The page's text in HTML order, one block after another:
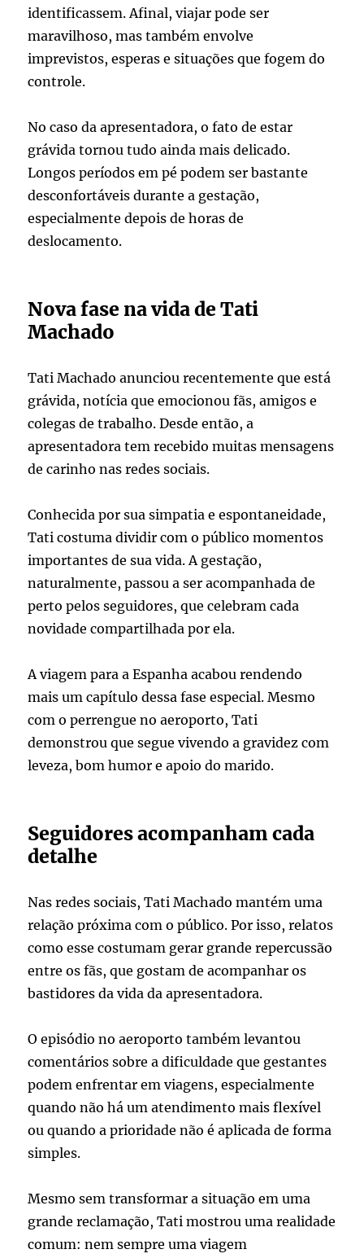
identificassem. Afinal, viajar pode ser
maravilhoso, mas também envolve
imprevistos, esperas e situações que fogem do
controle.
No caso da apresentadora, o fato de estar
grávida tornou tudo ainda mais delicado.
Longos períodos em pé podem ser bastante
desconfortáveis durante a gestação,
especialmente depois de horas de
deslocamento.
Nova fase na vida de Tati
Machado
Tati Machado anunciou recentemente que está
grávida, notícia que emocionou fãs, amigos e
colegas de trabalho. Desde então, a
apresentadora tem recebido muitas mensagens
de carinho nas redes sociais.
Conhecida por sua simpatia e espontaneidade,
Tati costuma dividir com o público momentos
importantes de sua vida. A gestação,
naturalmente, passou a ser acompanhada de
perto pelos seguidores, que celebram cada
novidade compartilhada por ela.
A viagem para a Espanha acabou rendendo
mais um capítulo dessa fase especial. Mesmo
com o perrengue no aeroporto, Tati
demonstrou que segue vivendo a gravidez com
leveza, bom humor e apoio do marido.
Seguidores acompanham cada
detalhe
Nas redes sociais, Tati Machado mantém uma
relação próxima com o público. Por isso, relatos
como esse costumam gerar grande repercussão
entre os fãs, que gostam de acompanhar os
bastidores da vida da apresentadora.
O episódio no aeroporto também levantou
comentários sobre a dificuldade que gestantes
podem enfrentar em viagens, especialmente
quando não há um atendimento mais flexível
ou quando a prioridade não é aplicada de forma
simples.
Mesmo sem transformar a situação em uma
grande reclamação, Tati mostrou uma realidade
comum: nem sempre uma viagem